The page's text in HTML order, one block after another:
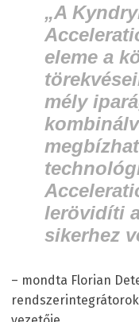
„A
eleme a
mély
lerövidíti
sikerhez
– mondta Florian